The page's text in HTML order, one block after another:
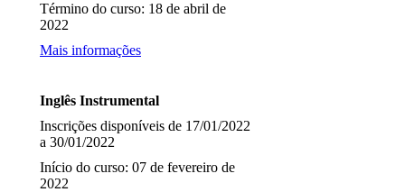
Término do curso: 18 de abril de
2022
Mais informações
Inglês Instrumental
Inscrições disponíveis de 17/01/2022
a 30/01/2022
Início do curso: 07 de fevereiro de
2022